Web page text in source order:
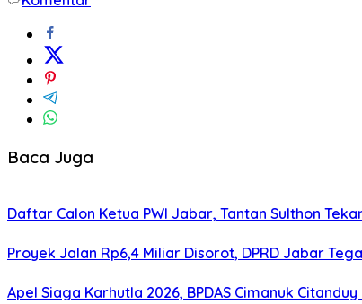
Baca Juga
Daftar Calon Ketua PWI Jabar, Tantan Sulthon
Proyek Jalan Rp6,4 Miliar Disorot, DPRD Jabar
Apel Siaga Karhutla 2026, BPDAS Cimanuk